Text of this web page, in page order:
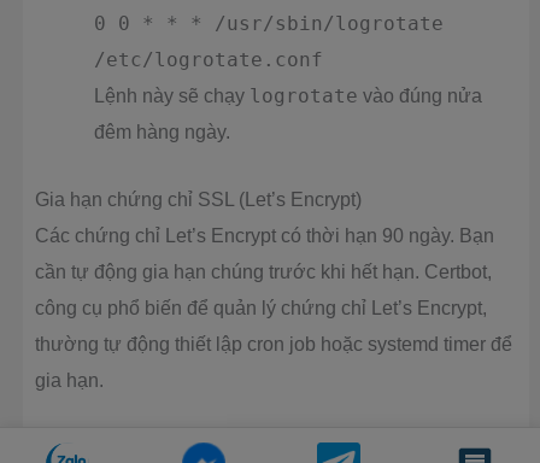
0 0 * * * /usr/sbin/logrotate
/etc/logrotate.conf
Lệnh này sẽ chạy logrotate vào đúng nửa
đêm hàng ngày.
Gia hạn chứng chỉ SSL (Let’s Encrypt)
Các chứng chỉ Let’s Encrypt có thời hạn 90 ngày. Bạn
cần tự động gia hạn chúng trước khi hết hạn. Certbot,
công cụ phổ biến để quản lý chứng chỉ Let’s Encrypt,
thường tự động thiết lập cron job hoặc systemd timer để
gia hạn.
Tuy nhiên, bạn có thể kiểm tra và cấu hình thủ công nếu